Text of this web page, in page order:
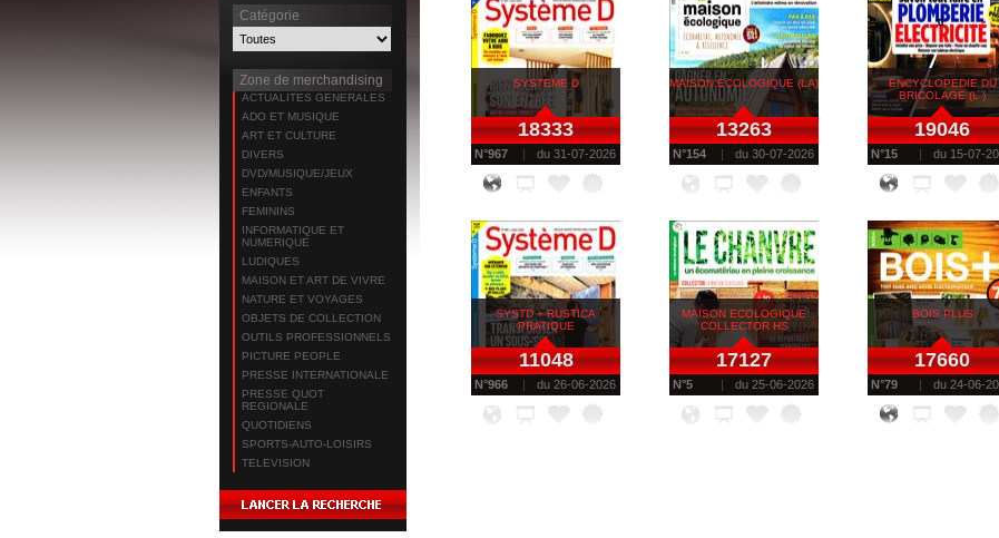
Catégorie
Zone de merchandising
ACTUALITES GENERALES
ADO ET MUSIQUE
ART ET CULTURE
DIVERS
DVD/MUSIQUE/JEUX
ENFANTS
FEMININS
INFORMATIQUE ET
NUMERIQUE
LUDIQUES
MAISON ET ART DE VIVRE
NATURE ET VOYAGES
OBJETS DE COLLECTION
OUTILS PROFESSIONNELS
PICTURE PEOPLE
PRESSE INTERNATIONALE
PRESSE QUOT
REGIONALE
QUOTIDIENS
SPORTS-AUTO-LOISIRS
TELEVISION
SYSTEME D
18333
N°967 du 31-07-2026
MAISON ECOLOGIQUE (LA)
13263
N°154 du 30-07-2026
ENCYCLOPEDIE DU
BRICOLAGE (L )
19046
N°15 du 15-07-
SYSTD + RUSTICA
PRATIQUE
11048
N°966 du 26-06-2026
MAISON ECOLOGIQUE
COLLECTOR HS
17127
N°5 du 25-06-2026
BOIS PLUS
17660
N°79 du 24-06-